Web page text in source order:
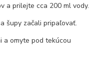
a prilejte cca 200 ml vody.
šupy začali pripaľovať.
a omyte pod tekúcou